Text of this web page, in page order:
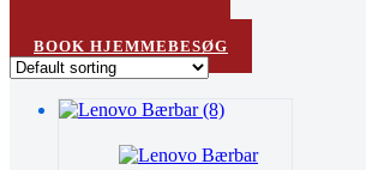
BOOK HJEMMEBESØG